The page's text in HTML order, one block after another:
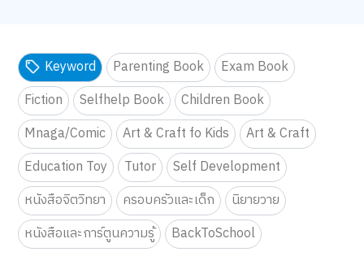
Keyword Parenting Book
Exam Book
Fiction
Selfhelp Book
Children Book
Mnaga/Comic
Art & Craft fo Kids
Art & Craft
Education Toy
Tutor
Self Development
หนังสือจิตวิทยา
ครอบครัวและเด็ก
นิยายวาย
หนังสือและการ์ตูนความรู้
BackToSchool